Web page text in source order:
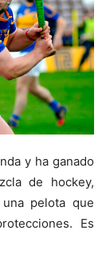
y ha ganado
de hockey,
pelota que
Es